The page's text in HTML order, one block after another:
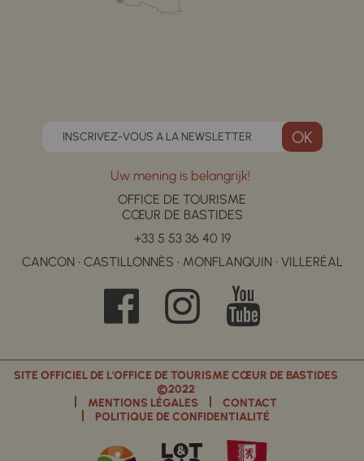
INSCRIVEZ-VOUS A LA NEWSLETTER
Uw mening is belangrijk!
OFFICE DE TOURISME
CŒUR DE BASTIDES
+33 5 53 36 40 19
CANCON • CASTILLONNÈS • MONFLANQUIN • VILLERÉAL
SITE OFFICIEL DE L'OFFICE DE TOURISME CŒUR DE BASTIDES
©2022
MENTIONS LÉGALES
CONTACT
POLITIQUE DE CONFIDENTIALITÉ